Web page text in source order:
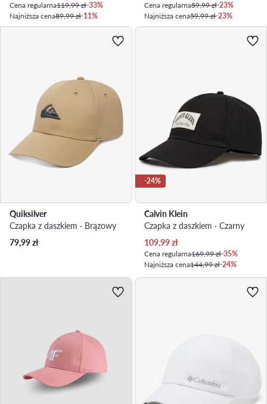
Cena regularna119,99 zł-33%
Najniższa cena89,99 zł-11%
Cena regularna59,99 zł-23%
Najniższa cena59,99 zł-23%
Quiksilver
Czapka z daszkiem · Brązowy
79,99zł
-24%
Calvin Klein
Czapka z daszkiem · Czarny
Aktualna cena
109,99zł
Cena regularna169,99 zł-35%
Najniższa cena144,99 zł-24%